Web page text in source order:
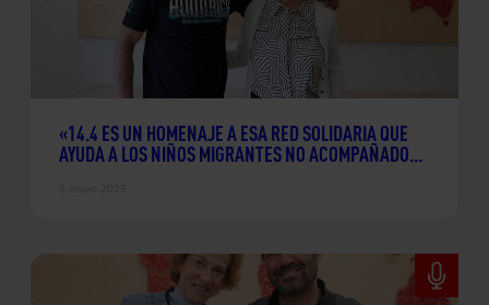
«14.4 ES UN HOMENAJE A ESA RED SOLIDARIA QUE
AYUDA A LOS NIÑOS MIGRANTES NO ACOMPAÑADOS